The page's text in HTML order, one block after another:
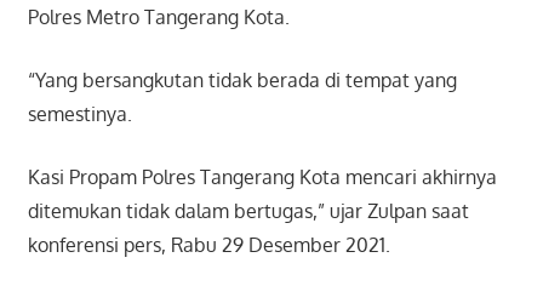
Polres Metro Tangerang Kota.
“Yang bersangkutan tidak berada di tempat yang
semestinya.
Kasi Propam Polres Tangerang Kota mencari akhirnya
ditemukan tidak dalam bertugas,” ujar Zulpan saat
konferensi pers, Rabu 29 Desember 2021.